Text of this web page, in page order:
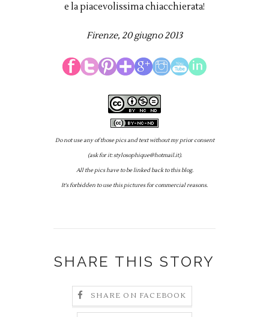
e la piacevolissima chiacchierata!
Firenze, 20 giugno 2013
Do not use any of those pics and text without my prior consent
(ask for it: stylosophique@hotmail.it).
All the pics have to be linked back to this blog.
It's forbidden to use this pictures for commercial reasons.
SHARE THIS STORY
SHARE ON FACEBOOK